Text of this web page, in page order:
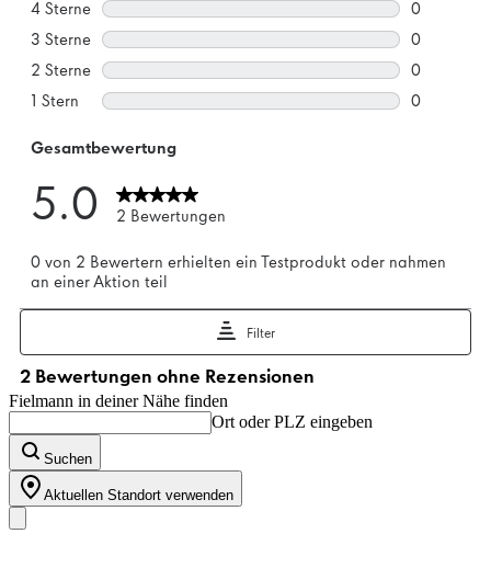
Fielmann in deiner Nähe finden
Ort oder PLZ eingeben
Suchen
Aktuellen Standort verwenden